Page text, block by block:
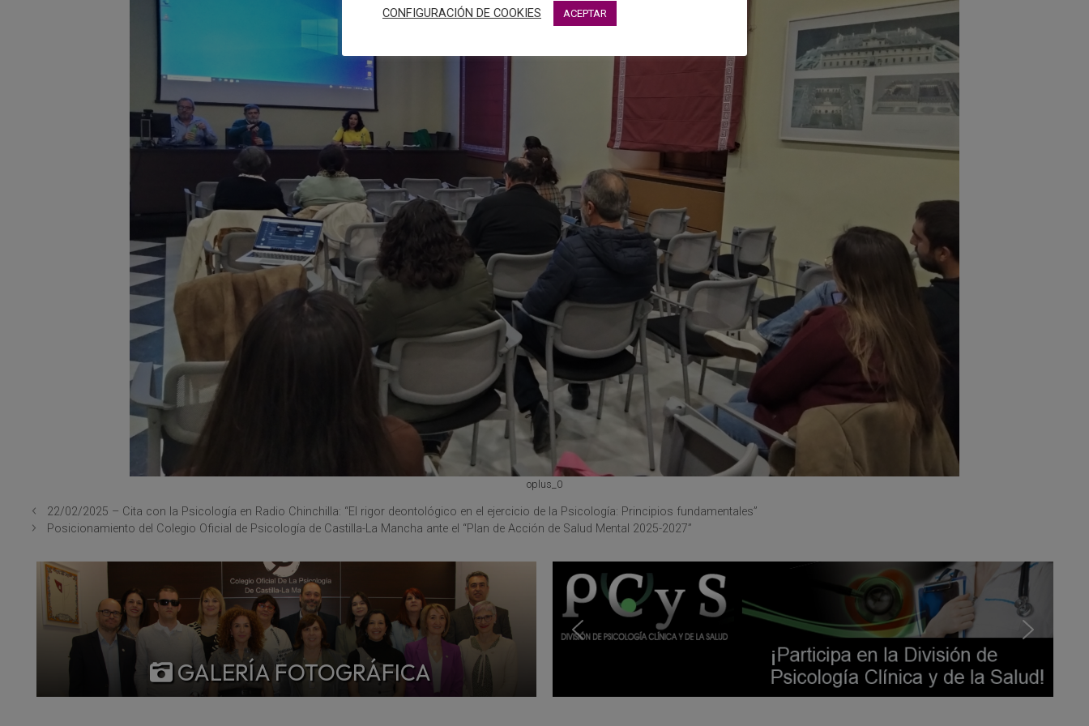
oplus_0
22/02/2025 – Cita con la Psicología en Radio Chinchilla: “El rigor deontológico en el ejercicio de la Psicología: Principios fundamentales”
Posicionamiento del Colegio Oficial de Psicología de Castilla-La Mancha ante el “Plan de Acción de Salud Mental 2025-2027”
GALERÍA FOTOGRÁFICA
CONFIGURACIÓN DE COOKIES ACEPTAR